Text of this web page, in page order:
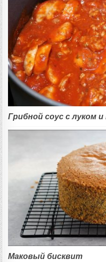
Грибной соус с луком
Маковый бисквит